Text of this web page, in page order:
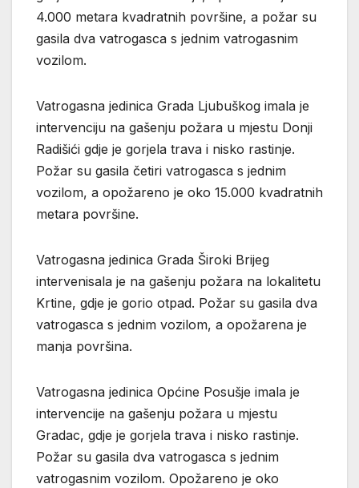
4.000 metara kvadratnih površine, a požar su
gasila dva vatrogasca s jednim vatrogasnim
vozilom.
Vatrogasna jedinica Grada Ljubuškog imala je
intervenciju na gašenju požara u mjestu Donji
Radišići gdje je gorjela trava i nisko rastinje.
Požar su gasila četiri vatrogasca s jednim
vozilom, a opožareno je oko 15.000 kvadratnih
metara površine.
Vatrogasna jedinica Grada Široki Brijeg
intervenisala je na gašenju požara na lokalitetu
Krtine, gdje je gorio otpad. Požar su gasila dva
vatrogasca s jednim vozilom, a opožarena je
manja površina.
Vatrogasna jedinica Općine Posušje imala je
intervencije na gašenju požara u mjestu
Gradac, gdje je gorjela trava i nisko rastinje.
Požar su gasila dva vatrogasca s jednim
vatrogasnim vozilom. Opožareno je oko